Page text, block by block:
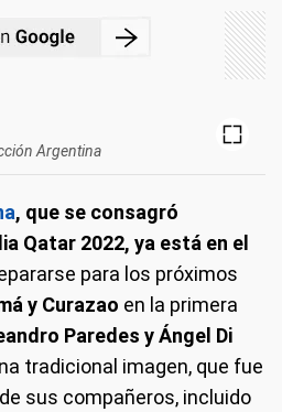
Argentina
, que se consagró
Qatar 2022, ya está en el
para los próximos
y Curazao en la primera
Paredes y Ángel Di
tradicional imagen, que fue
sus compañeros, incluido